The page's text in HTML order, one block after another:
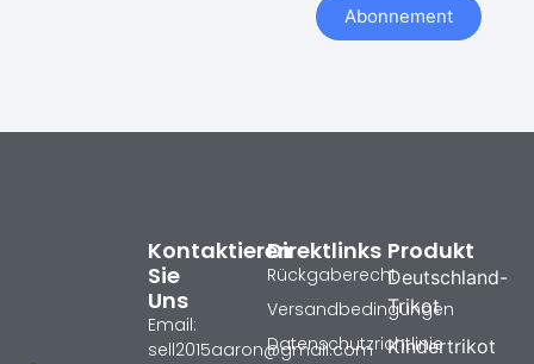
Abonnement
Produkt
Deutschland-
Trikot
Kindertrikot
Direktlinks
Rückgaberecht
Versandbedingungen
Datenschutzrichtlinie
Kontaktieren
Sie
Uns
Email:
sell2015aaron@gmail.com